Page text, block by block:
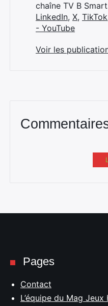
chaîne TV B
LinkedIn, X, TikTok
- YouTube
Voir les
Pages
Contact
L’équipe du Mag Jeux